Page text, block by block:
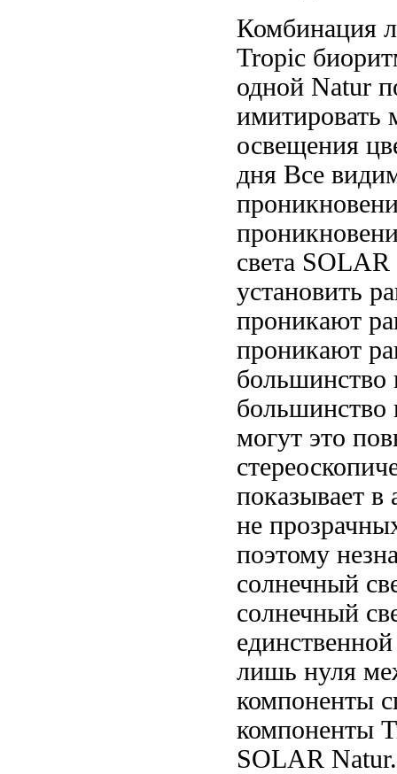
Комбинация
Tropic
одной Natur
освещения
дня Все
света
установить
проникают
проникают
большинство
большинство
могут это
показывает в
не
поэтому
солнечный
солнечный
лишь нуля
компоненты
компоненты
SOLAR